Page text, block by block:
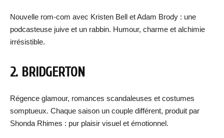
Nouvelle rom-com avec Kristen Bell et Adam Brody : une
podcasteuse juive et un rabbin. Humour, charme et alchimie
irrésistible.
2. BRIDGERTON
Régence glamour, romances scandaleuses et costumes
somptueux. Chaque saison un couple différent, produit par
Shonda Rhimes : pur plaisir visuel et émotionnel.